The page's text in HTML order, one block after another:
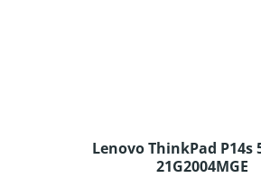
Lenovo ThinkPad P14s
21G2004MGE